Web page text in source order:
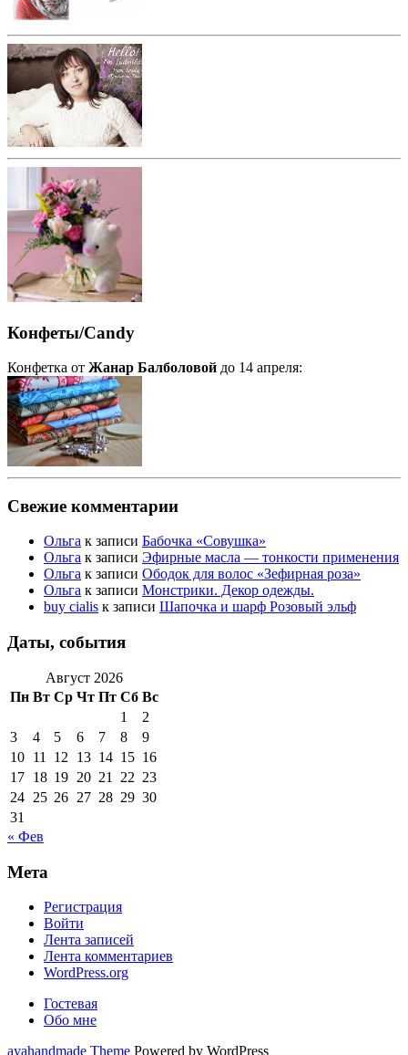
Конфеты/Candy
Конфетка от Жанар Балболовой до 14 апреля:
Свежие комментарии
Ольга к записи Бабочка «Совушка»
Ольга к записи Эфирные масла — тонкости применения
Ольга к записи Ободок для волос «Зефирная роза»
Ольга к записи Монстрики. Декор одежды.
buy cialis к записи Шапочка и шарф Розовый эльф
Даты, события
Август 2026
Пн Вт Ср Чт Пт Сб Вс
1
2
3
4 5 6 7 8
9
10 11 12 13 14 15 16
17 18 19 20 21 22 23
24 25 26 27 28 29 30
31
« Фев
Мета
Регистрация
Войти
Лента записей
Лента комментариев
WordPress.org
Гостевая
Обо мне
ayahandmade Theme Powered by WordPress